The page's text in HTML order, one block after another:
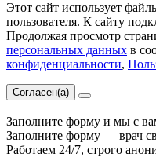
Этот сайт использует
пользователя. К сайту
Продолжая просмотр
персональных данных в
конфиденциальности,
Согласен(а)
Заполните форму и мы с
Заполните форму — врач
Работаем 24/7, строго